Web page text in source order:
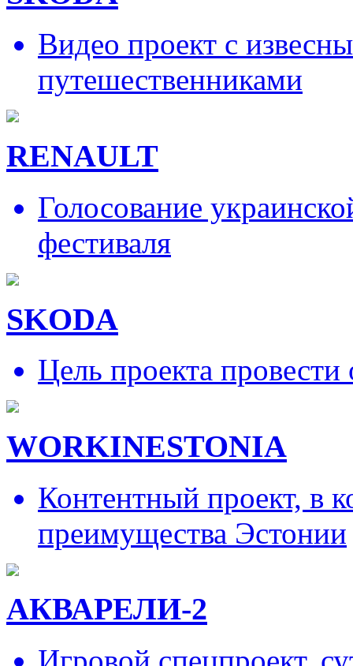
Видео проект с
путешественниками
RENAULT
Голосование
фестиваля
SKODA
Цель проекта провести
WORKINESTONIA
Контентный проект, в
преимущества Эстонии
АКВАРЕЛИ-2